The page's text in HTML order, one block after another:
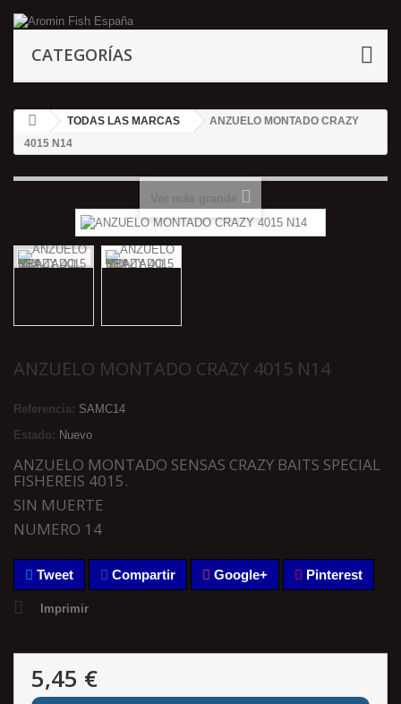
CATEGORÍAS
TODAS LAS MARCAS
ANZUELO MONTADO CRAZY
4015 N14
ANZUELO MONTADO CRAZY 4015 N14
Referencia: SAMC14
Estado: Nuevo
ANZUELO MONTADO SENSAS CRAZY BAITS SPECIAL
FISHEREIS 4015.
SIN MUERTE
NUMERO 14
Tweet Compartir Google+ Pinterest
Imprimir
5,45 €